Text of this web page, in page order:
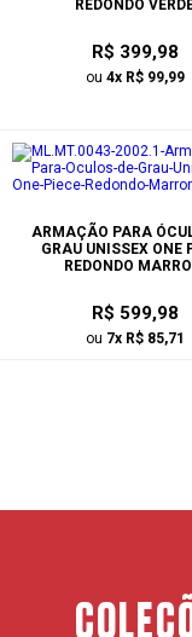
REDONDO
R$ 399,98
ou 4x R$ 99,99
ARMAÇÃO PARA
GRAU UNISSEX ONE
REDONDO
R$ 599,98
ou 7x R$ 85,71